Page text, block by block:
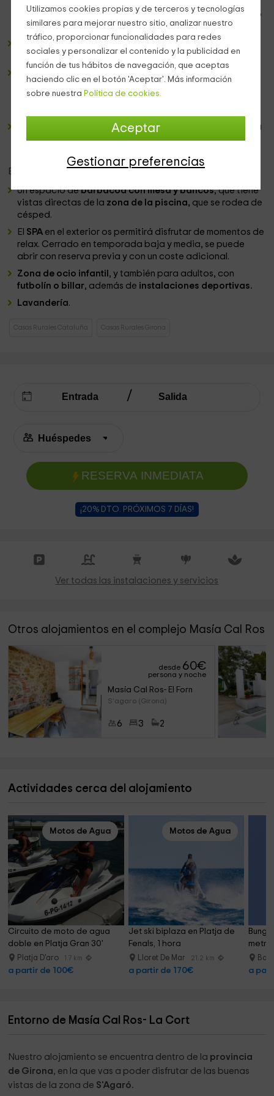
Utilizamos cookies propias y de terceros y tecnologías
similares para mejorar nuestro sitio, analizar nuestro
tráfico, proporcionar funcionalidades para redes
sociales y personalizar el contenido y la publicidad en
función de tus hábitos de navegación, que aceptas
haciendo clic en el botón 'Aceptar'. Más información
sobre nuestra Política de cookies.
Aceptar
Gestionar preferencias
encuentran loselectrodomésticos y el menajenecesario
para cocinar tranquilamente.
Un cuarto de baño
completo en el que tenemos los
sanitarios y juegos de toallasnecesarios.
cama de matrimonio,
siguientestienenun par de camas individuales
Una terraza privada de 20 metros
cuadrados os dará la
bienvenida, y cuenta conmobiliario y buenas vistas.
En cuanto a las
Un espacio debarbacoa con mesa y bancos, que tiene
vistas directas de la zona de la piscina, que se rodea de
césped.
El SPA en el exterior os permitirá disfrutar de momentos de
relax. Cerrado en temporada baja y media, se puede
abrir con reserva previa y con un coste adicional.
Zona de ocio infantil , y también para adultos, con
futbolín o billar, además de instalaciones deportivas.
Lavandería.
Casas Rurales Cataluña Casas Rurales Girona
RESERVA INMEDIATA
¡20% DTO. PRÓXIMOS 7 DÍAS!
Ver todas las instalaciones y servicios
Otros alojamientos en el complejo Masía Cal Ros
desde 60€
persona y noche
Masía Cal Ros- El Forn
S'agaro (Girona)
6 3 2
Actividades cerca del alojamiento
Motos de Agua
Circuito de moto de agua
doble en Platja Gran 30'
Platja D'aro 1.7 km
a partir de 100€
Motos de Agua
Jet ski biplaza en Platja de
Fenals, 1 hora
Lloret De Mar 21.2 km
a partir de 170€ a
Entorno de Masía Cal Ros- La Cort
Nuestro alojamiento se encuentra dentro de la provincia
de Girona, en la que vas a poder disfrutar de las buenas
vistas de la zona de S'Agaró.